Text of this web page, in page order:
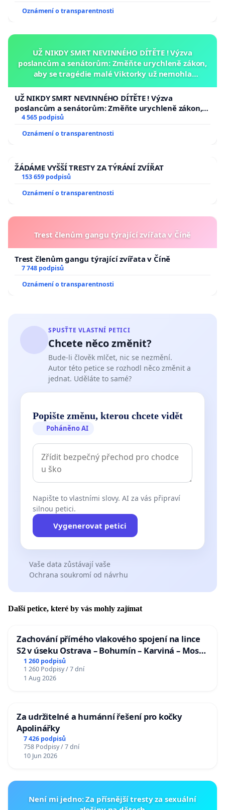
Oznámení o transparentnosti
UŽ NIKDY SMRT NEVINNÉHO DÍTĚTE ! Výzva
poslancům a senátorům: Změňte urychleně zákon,
aby se tragédie malé Viktorky už nemohla
UŽ NIKDY SMRT NEVINNÉHO DÍTĚTE ! Výzva
poslancům a senátorům: Změňte urychleně zákon,
aby se tragédie malé Viktorky už nemohla opakovat!
4 565 podpisů
Oznámení o transparentnosti
ŽÁDÁME VYŠŠÍ TRESTY ZA TÝRÁNÍ ZVÍŘAT
153 659 podpisů
Oznámení o transparentnosti
Trest členům gangu týrající zvířata v Číně
Trest členům gangu týrající zvířata v Číně
7 748 podpisů
Oznámení o transparentnosti
SPUSŤTE VLASTNÍ PETICI
Chcete něco změnit?
Bude-li člověk mlčet, nic se nezmění.
Autor této petice se rozhodl něco změnit a
jednat. Uděláte to samé?
Popište změnu, kterou chcete vidět
Poháněno AI
Napište to vlastními slovy. AI za vás připraví
silnou petici.
Vygenerovat petici
Vaše data zůstávají vaše
Ochrana soukromí od návrhu
Další petice, které by vás mohly zajímat
Zachování přímého vlakového spojení na lince
S2 v úseku Ostrava – Bohumín – Karviná – Mosty
u Jablunkova
1 260 podpisů
1 260 Podpisy / 7 dní
1 Aug 2026
Za udržitelné a humánní řešení pro kočky
Apolinářky
7 426 podpisů
758 Podpisy / 7 dní
10 Jun 2026
Není mi jedno: Za přísnější tresty za sexuální